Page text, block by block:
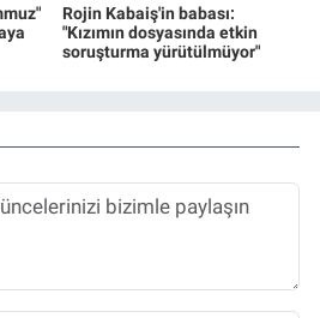
Rojin Kabaiş'in babası:
"Kızımın dosyasında etkin
soruşturma yürütülmüyor"